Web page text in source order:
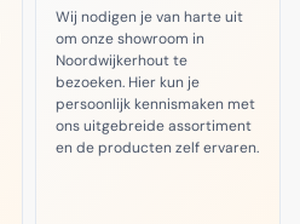
Wij nodigen je van harte uit
om onze showroom in
Noordwijkerhout te
bezoeken. Hier kun je
persoonlijk kennismaken met
ons uitgebreide assortiment
en de producten zelf ervaren.